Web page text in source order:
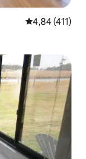
Gemiddelde
4,84 (411)